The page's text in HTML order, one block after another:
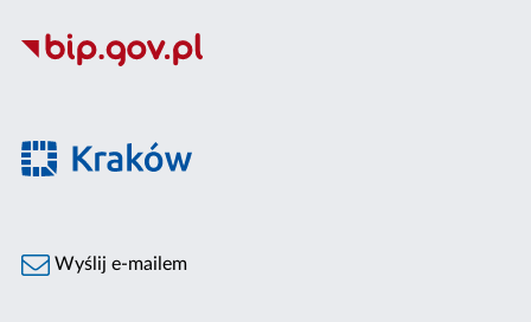
Wyślij e-mailem